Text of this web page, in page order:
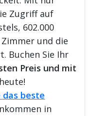
Zugriff auf
602.000
Zimmer und die
Buchen Sie Ihr
Preis und mit
das beste
in